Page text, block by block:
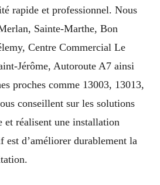
rapide et professionnel. Nous
Sainte-Marthe, Bon
Centre Commercial Le
Jérôme, Autoroute A7 ainsi
proches comme 13003, 13013,
conseillent sur les solutions
et réalisent une installation
est d’améliorer durablement la